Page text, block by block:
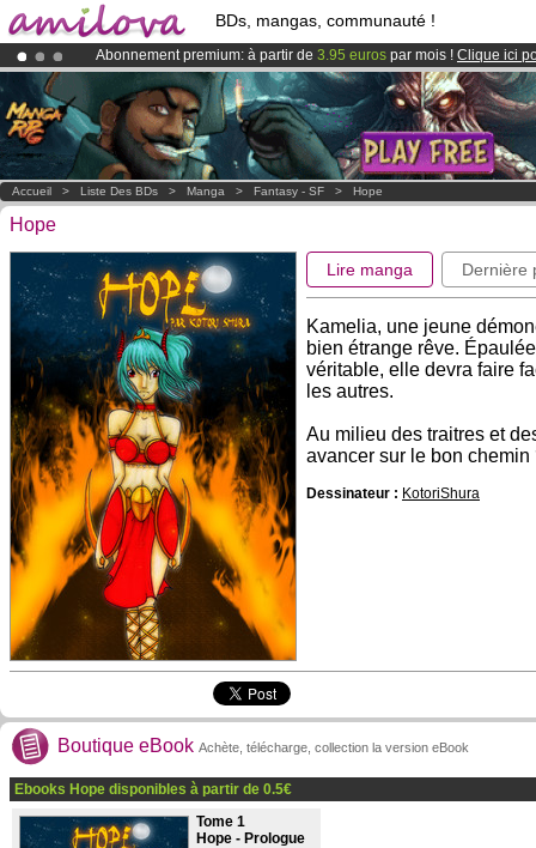
BDs, mangas, communauté !
Abonnement premium: à partir de 3.95 euros par mois ! Clique ici
LeKickstarter Amilova est désormais lancé!.
Déjà 100000membreset 1000BDs & Mangas!
Accueil > Liste Des BDs > Manga > Fantasy - SF > Hope
Hope
Lire manga Dernière
Kamelia, une jeune
bien étrange rêve.
véritable, elle devra faire
les autres.
Au milieu des traitres et
avancer sur le bon chemin
Dessinateur : KotoriShura
Boutique eBook Achète, télécharge, collection la version eBook
Ebooks Hope disponibles à partir de 0.5€
Tome 1
Hope - Prologue